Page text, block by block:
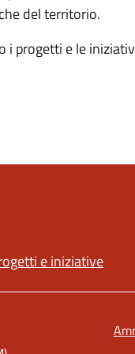
del territorio.
progetti e le
e iniziative